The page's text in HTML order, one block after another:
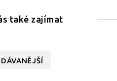
také zajímat